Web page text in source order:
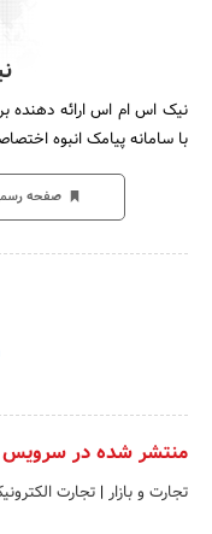
نیک اس ام اس ارائه دهنده
با سامانه پیامک انبوه
صفحه
منتشر شده در
تجارت و بازار | تجارت